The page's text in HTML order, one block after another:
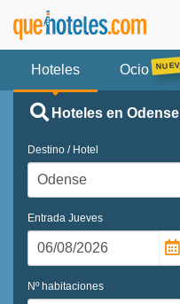
Hoteles Ocio
Hoteles en Odense
Destino / Hotel
Entrada Jueves
Nº habitaciones